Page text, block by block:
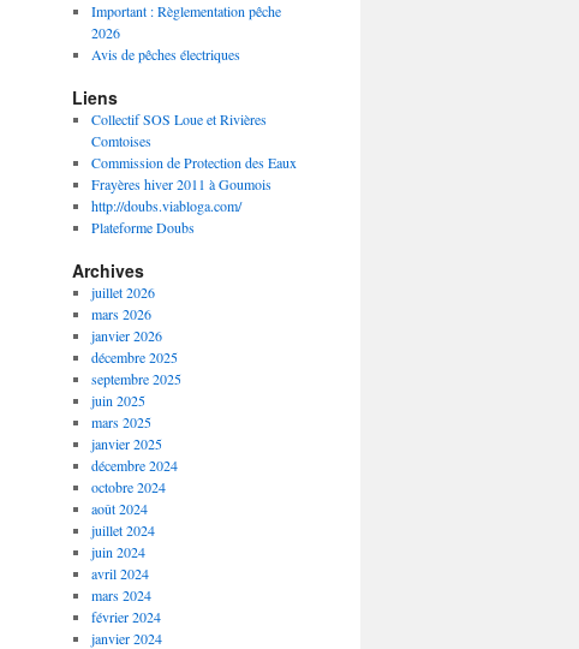
Important : Règlementation pêche
2026
Avis de pêches électriques
Liens
Collectif SOS Loue et Rivières
Comtoises
Commission de Protection des Eaux
Frayères hiver 2011 à Goumois
http://doubs.viabloga.com/
Plateforme Doubs
Archives
juillet 2026
mars 2026
janvier 2026
décembre 2025
septembre 2025
juin 2025
mars 2025
janvier 2025
décembre 2024
octobre 2024
août 2024
juillet 2024
juin 2024
avril 2024
mars 2024
février 2024
janvier 2024